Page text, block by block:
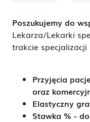
Poszukujemy do
Lekarza/Lekarki
trakcie specjalizacji
Przyjęcia
oraz
Elastyczny
Stawka % -